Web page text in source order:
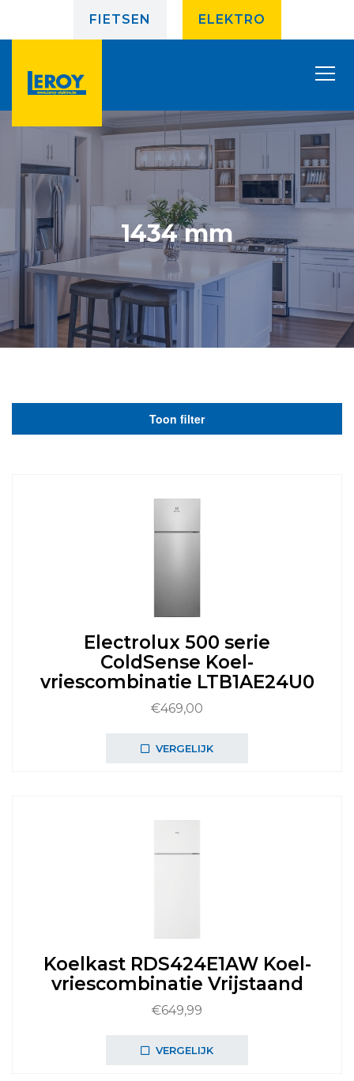
FIETSEN ELEKTRO
1434 mm
Toon filter
Electrolux 500 serie
ColdSense Koel-
vriescombinatie LTB1AE24U0
€469,00
VERGELIJK
Koelkast RDS424E1AW Koel-
vriescombinatie Vrijstaand
€649,99
VERGELIJK